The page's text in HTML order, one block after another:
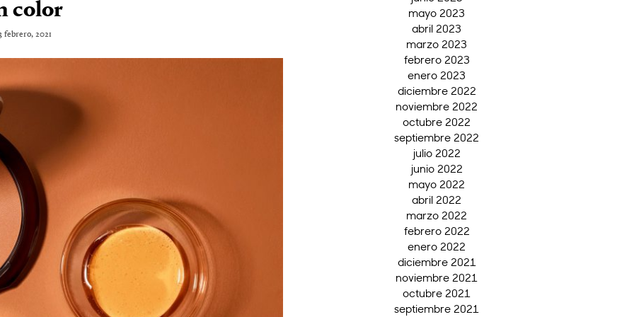
color
febrero, 2021
mayo 2023
abril 2023
marzo 2023
febrero 2023
enero 2023
diciembre 2022
noviembre 2022
octubre 2022
septiembre 2022
julio 2022
junio 2022
mayo 2022
abril 2022
marzo 2022
febrero 2022
enero 2022
diciembre 2021
noviembre 2021
octubre 2021
septiembre 2021